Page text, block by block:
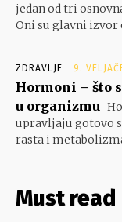
jedan od tri
Oni su glavni izvor
ZDRAVLJE 9.
Hormoni – što
u organizmu
upravljaju gotovo
rasta i
Must read